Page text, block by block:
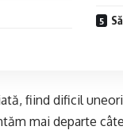
fiind dificil
mai departe